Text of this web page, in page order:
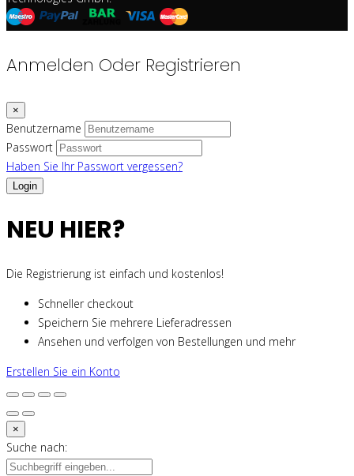
Anmelden Oder Registrieren
×
Benutzername
Passwort
Haben Sie Ihr Passwort vergessen?
NEU HIER?
Die Registrierung ist einfach und kostenlos!
Schneller checkout
Speichern Sie mehrere Lieferadressen
Ansehen und verfolgen von Bestellungen und mehr
Erstellen Sie ein Konto
×
Suche nach: